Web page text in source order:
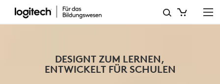
EDUCATION
DESIGNT ZUM LERNEN,
ENTWICKELT FÜR SCHULEN